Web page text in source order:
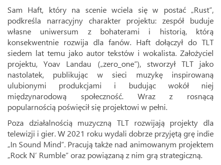
Sam Haft, który na scenie wciela się w postać „Rust”,
podkreśla narracyjny charakter projektu: zespół buduje
własne uniwersum z bohaterami i historią, którą
konsekwentnie rozwija dla fanów. Haft dołączył do TLT
siedem lat temu jako autor tekstów i wokalista. Założyciel
projektu, Yoav Landau („zero_one”), stworzył TLT jako
nastolatek, publikując w sieci muzykę inspirowaną
ulubionymi produkcjami i budując wokół niej
międzynarodową społeczność. Wraz z rosnącą
popularnością poświęcił się projektowi w pełni.
Poza działalnością muzyczną TLT rozwijają projekty dla
telewizji i gier. W 2021 roku wydali dobrze przyjętą grę indie
„In Sound Mind”. Pracują także nad animowanym projektem
„Rock N’ Rumble” oraz powiązaną z nim grą strategiczną.